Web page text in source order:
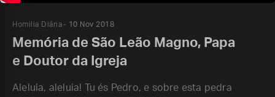
Homilia Diária 10 Nov 2018
Memória de São Leão Magno, Papa
e Doutor da Igreja
Aleluia, aleluia! Tu és Pedro, e sobre esta pedra